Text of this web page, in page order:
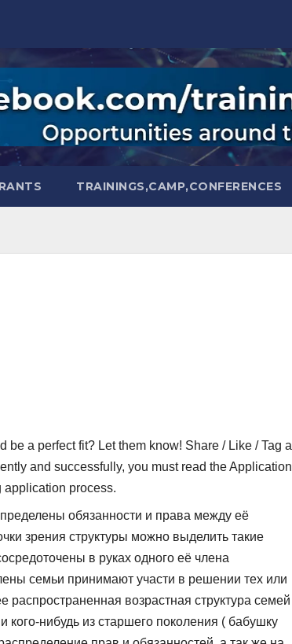
TRAININGS,CAMP,CONFERENCES
a perfect fit? Let them know! Share / Like / Tag a
and successfully, you must read the Application
application process.
обязанности и права между её
зрения структуры можно выделить такие
в руках одного её члена
семьи принимают участи в решении тех или
возрастная структура семей
нибудь из старшего поколения ( бабушку